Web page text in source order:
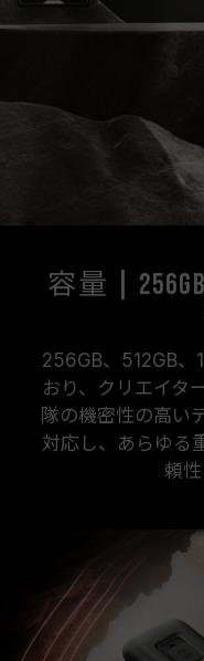
容量 |
256GB、512GB、
おり、クリエイタ
隊の機密性の高い
対応し、あらゆる
頼性